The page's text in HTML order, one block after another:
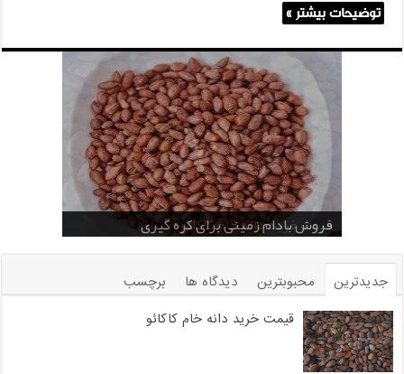
توضیحات بیشتر »
قیمت خرید دانه خام کاکائو
فروش بادام زمینی برای کره گیری
خرید عمده کنجد در تهران
خرید عمده کنجد سیاه و سفید
خرید بادام زمینی فله
خرید عمده کنجد سیاه
خرید عمده کنجد سفید
قیمت خرید کافی میت در کرمان
فروش انواع کنجد در یزد ( Sesame )
جدیدترین محبوبترین دیدگاه ها
برچسب
قیمت خرید دانه خام کاکائو